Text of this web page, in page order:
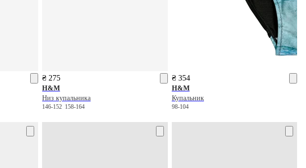
₴ 275
H&M
Низ купальника
146-152 158-164
₴ 354
H&M
Купальник
98-104